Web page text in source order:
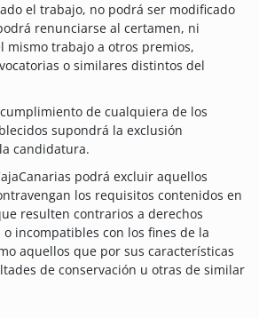
el trabajo, no podrá ser modificado
renunciarse al certamen, ni
mismo trabajo a otros premios,
o similares distintos del
de cualquiera de los
supondrá la exclusión
candidatura.
podrá excluir aquellos
los requisitos contenidos en
resulten contrarios a derechos
incompatibles con los fines de la
aquellos que por sus características
de conservación u otras de similar